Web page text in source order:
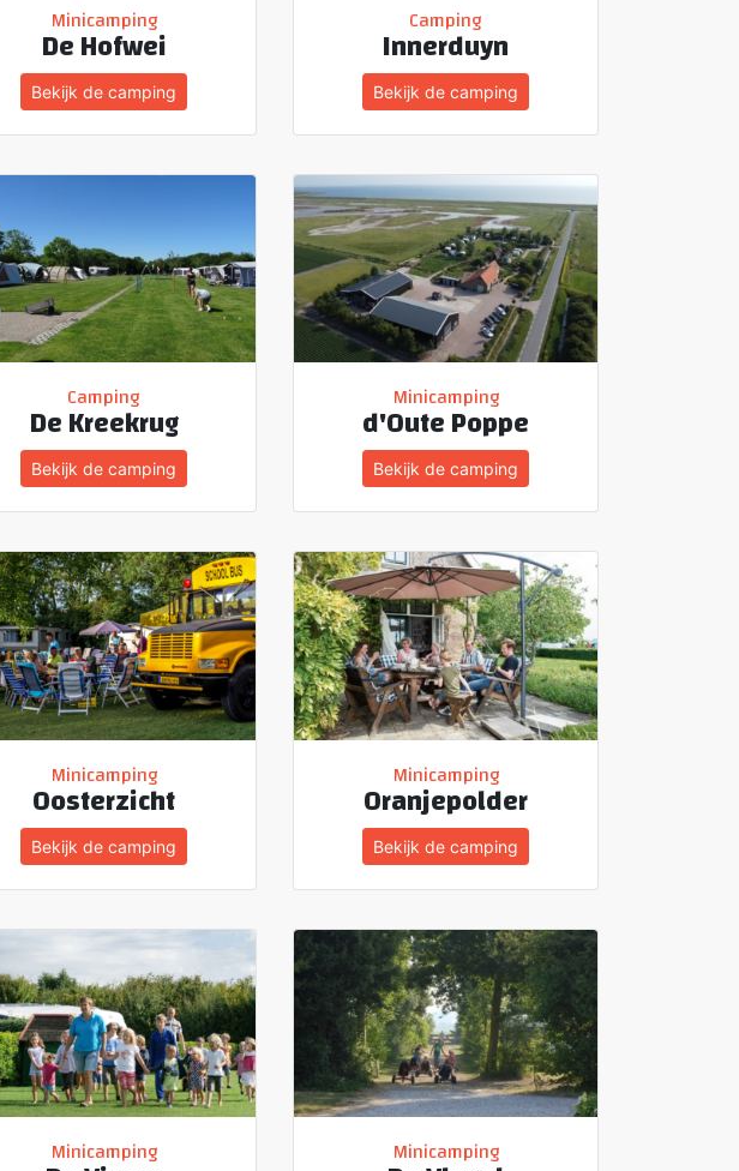
Minicamping
De Hofwei
Bekijk de camping
Camping
Innerduyn
Bekijk de camping
Camping
De Kreekrug
Bekijk de camping
Minicamping
d'Oute Poppe
Bekijk de camping
Minicamping
Oosterzicht
Bekijk de camping
Minicamping
Oranjepolder
Bekijk de camping
Minicamping Minicamping